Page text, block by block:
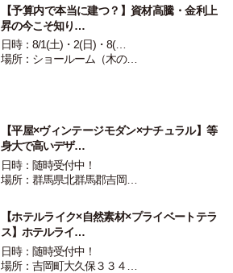
【予算内で本当に建つ？】資材高騰・金利上
昇の今こそ知り…
日時：8/1(土)・2(日)・8(…
場所：ショールーム（木の…
【平屋×ヴィンテージモダン×ナチュラル】等
身大で高いデザ…
日時：随時受付中！
場所：群馬県北群馬郡吉岡…
【ホテルライク×自然素材×プライベートテラ
ス】ホテルライ…
日時：随時受付中！
場所：吉岡町大久保３３４…